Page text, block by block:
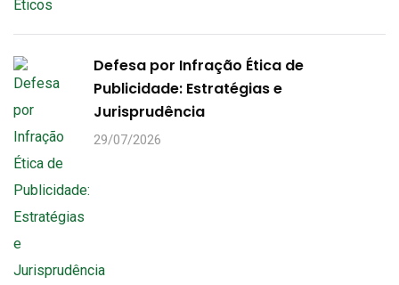
Defesa por Infração Ética de
Publicidade: Estratégias e
Jurisprudência
29/07/2026